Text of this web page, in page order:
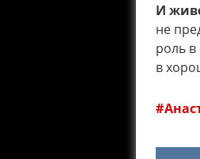
И
не
роль
в